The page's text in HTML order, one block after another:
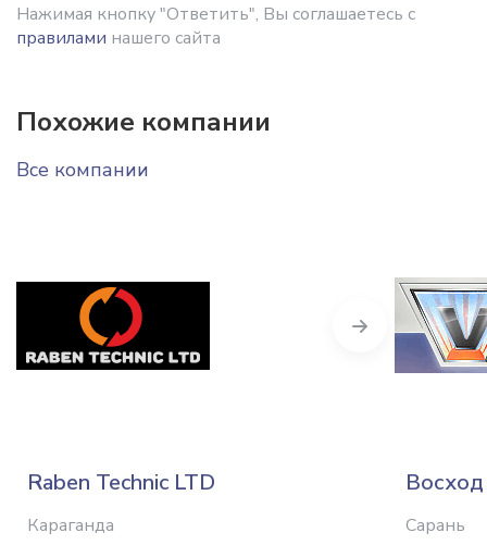
Нажимая кнопку "Ответить", Вы соглашаетесь с
правилами нашего сайта
Похожие компании
Все компании
Raben Technic LTD
Караганда
Восход
Сарань
Next